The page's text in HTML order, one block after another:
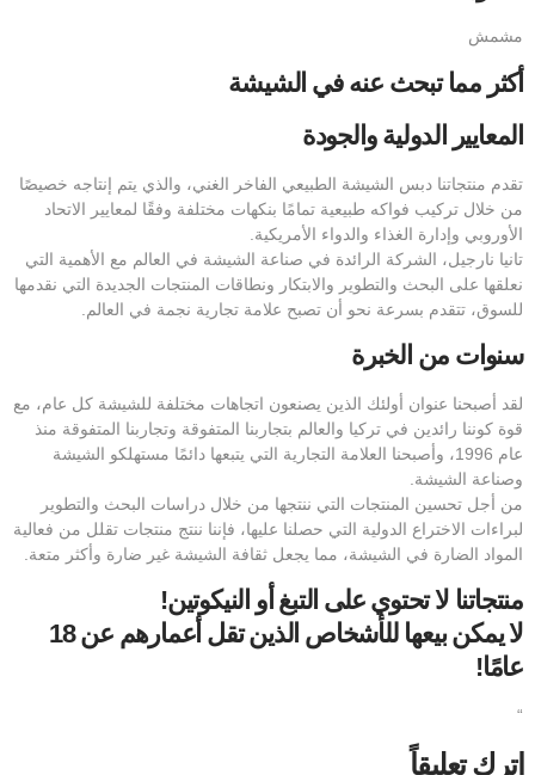
مشمش
أكثر مما تبحث عنه في الشيشة
المعايير الدولية والجودة
تقدم منتجاتنا دبس الشيشة الطبيعي الفاخر الغني، والذي يتم إنتاجه خصيصًا
من خلال تركيب فواكه طبيعية تمامًا بنكهات مختلفة وفقًا لمعايير الاتحاد
الأوروبي وإدارة الغذاء والدواء الأمريكية.
تانيا نارجيل، الشركة الرائدة في صناعة الشيشة في العالم مع الأهمية التي
نعلقها على البحث والتطوير والابتكار ونطاقات المنتجات الجديدة التي نقدمها
للسوق، تتقدم بسرعة نحو أن تصبح علامة تجارية نجمة في العالم.
سنوات من الخبرة
لقد أصبحنا عنوان أولئك الذين يصنعون اتجاهات مختلفة للشيشة كل عام، مع
قوة كوننا رائدين في تركيا والعالم بتجاربنا المتفوقة وتجاربنا المتفوقة منذ
عام 1996، وأصبحنا العلامة التجارية التي يتبعها دائمًا مستهلكو الشيشة
وصناعة الشيشة.
من أجل تحسين المنتجات التي ننتجها من خلال دراسات البحث والتطوير
لبراءات الاختراع الدولية التي حصلنا عليها، فإننا ننتج منتجات تقلل من فعالية
المواد الضارة في الشيشة، مما يجعل ثقافة الشيشة غير ضارة وأكثر متعة.
منتجاتنا لا تحتوي على التبغ أو النيكوتين!
لا يمكن بيعها للأشخاص الذين تقل أعمارهم عن 18
عامًا!
“
اترك تعليقاً